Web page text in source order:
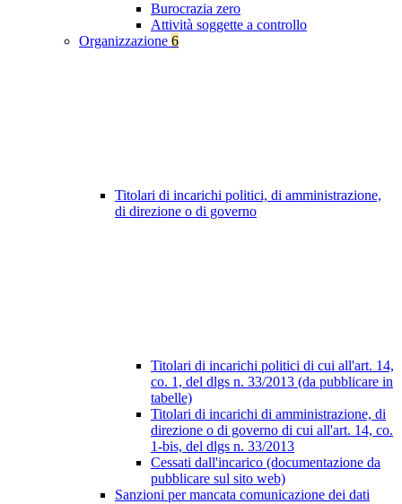
Burocrazia zero
Attività soggette a controllo
Organizzazione 6
Titolari di incarichi politici, di amministrazione,
di direzione o di governo
Titolari di incarichi politici di cui all'art. 14,
co. 1, del dlgs n. 33/2013 (da pubblicare in
tabelle)
Titolari di incarichi di amministrazione, di
direzione o di governo di cui all'art. 14, co.
1-bis, del dlgs n. 33/2013
Cessati dall'incarico (documentazione da
pubblicare sul sito web)
Sanzioni per mancata comunicazione dei dati